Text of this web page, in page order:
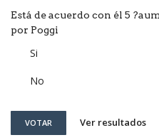
Está de acuerdo con él 5
por Poggi
Si
No
VOTAR Ver resultados